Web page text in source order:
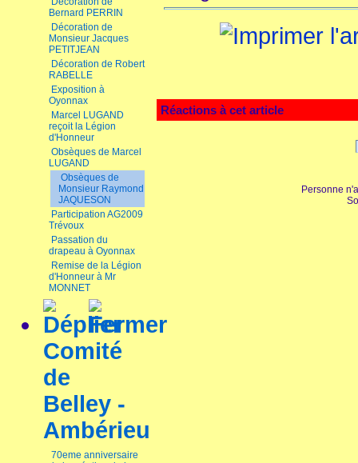
Bernard PERRIN
Décoration de
Monsieur Jacques
PETITJEAN
Décoration de Robert
RABELLE
Exposition à
Oyonnax
Marcel LUGAND
reçoit la Légion
d'Honneur
Obsèques de Marcel
LUGAND
Obsèques de
Monsieur Raymond
JAQUESON
Participation AG2009
Trévoux
Passation du
drapeau à Oyonnax
Remise de la Légion
d'Honneur à Mr
MONNET
Comité
de
Belley -
Ambérieu
70eme anniversaire
Réactions à cet article
Personne